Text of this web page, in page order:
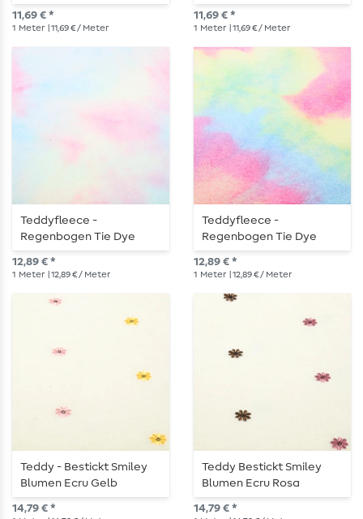
11,69 € *
1 Meter | 11,69 € / Meter
11,69 € *
1 Meter | 11,69 € / Meter
Teddyfleece -
Regenbogen Tie Dye
Pastellfarben
12,89 € *
1 Meter | 12,89 € / Meter
Teddyfleece -
Regenbogen Tie Dye
Multicolor
12,89 € *
1 Meter | 12,89 € / Meter
Teddy - Bestickt Smiley
Blumen Ecru Gelb
14,79 € *
Teddy Bestickt Smiley
Blumen Ecru Rosa
14,79 € *